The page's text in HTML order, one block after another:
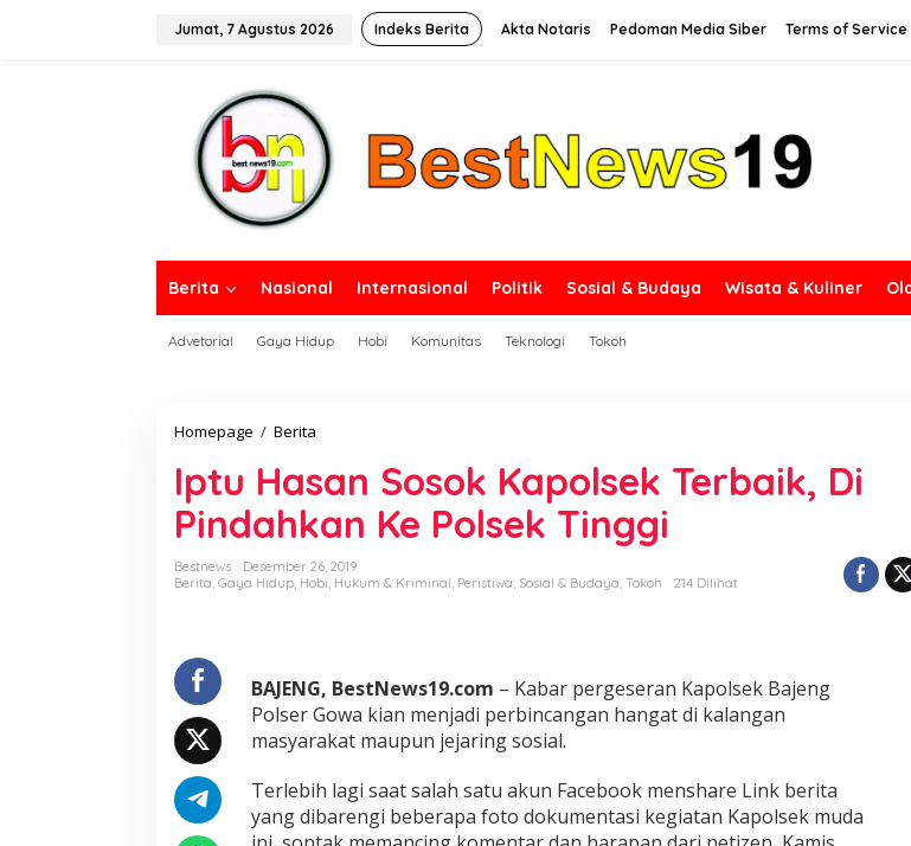
Jumat, 7 Agustus 2026 Indeks Berita Akta Notaris Pedoman Media Siber Terms of Service
Berita Nasional Internasional Politik Sosial & Budaya Wisata & Kuliner
Advetorial Gaya Hidup Hobi Komunitas Teknologi Tokoh
Homepage / Berita
t
u
H
a
s
a
o
k
a
o
l
s
Iptu Hasan Sosok Kapolsek Terbaik, Di
Pindahkan Ke Polsek Tinggi
Bestnews
Desember 26, 2019
Berita, Gaya Hidup, Hobi, Hukum & Kriminal, Peristiwa, Sosial & Budaya, Tokoh 214 Dilihat
BAJENG, BestNews19.com – Kabar pergeseran Kapolsek Bajeng
Polser Gowa kian menjadi perbincangan hangat di kalangan
masyarakat maupun jejaring sosial.
Terlebih lagi saat salah satu akun Facebook menshare Link berita
yang dibarengi beberapa foto dokumentasi kegiatan Kapolsek muda